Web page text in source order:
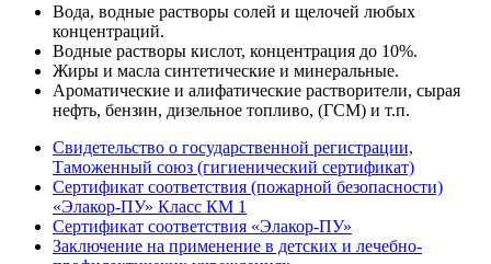
Вода, водные растворы солей и щелочей любых
концентраций.
Водные растворы кислот, концентрация до 10%.
Жиры и масла синтетические и минеральные.
Ароматические и алифатические растворители, сырая
нефть, бензин, дизельное топливо, (ГСМ) и т.п.
Свидетельство о государственной регистрации,
Таможенный союз (гигиенический сертификат)
Сертификат соответствия (пожарной безопасности)
«Элакор-ПУ» Класс КМ 1
Сертификат соответствия «Элакор-ПУ»
Заключение на применение в детских и лечебно-